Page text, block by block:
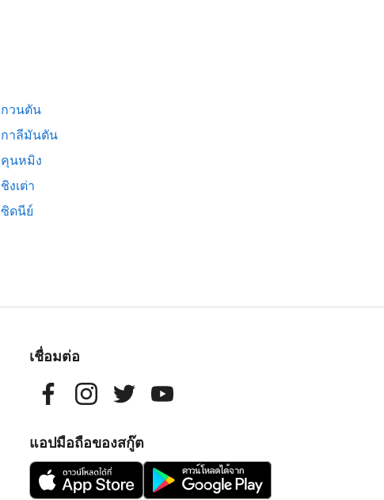
กวนตัน
กาลีมันตัน
คุนหมิง
ชิงเต่า
ซิดนีย์
เชื่อมต่อ
แอปมือถือของสกู๊ต